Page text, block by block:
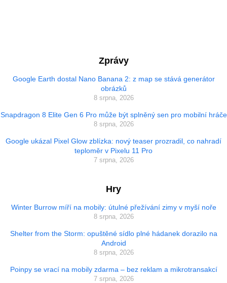
Zprávy
Google Earth dostal Nano Banana 2: z map se stává generátor
obrázků
8 srpna, 2026
Snapdragon 8 Elite Gen 6 Pro může být splněný sen pro mobilní hráče
8 srpna, 2026
Google ukázal Pixel Glow zblízka: nový teaser prozradil, co nahradí
teploměr v Pixelu 11 Pro
7 srpna, 2026
Hry
Winter Burrow míří na mobily: útulné přežívání zimy v myší noře
8 srpna, 2026
Shelter from the Storm: opuštěné sídlo plné hádanek dorazilo na
Android
8 srpna, 2026
Poinpy se vrací na mobily zdarma – bez reklam a mikrotransakcí
7 srpna, 2026